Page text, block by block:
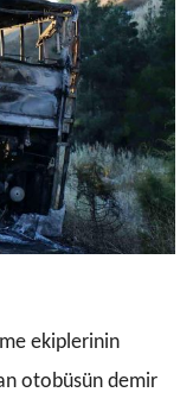
ekiplerinin
otobüsün demir